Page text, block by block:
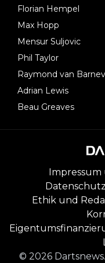
Florian Hempel
Max Hopp
Mensur Suljovic
Phil Taylor
Raymond van
Adrian Lewis
Beau Greaves
Impressum
Ethik und
© 2026